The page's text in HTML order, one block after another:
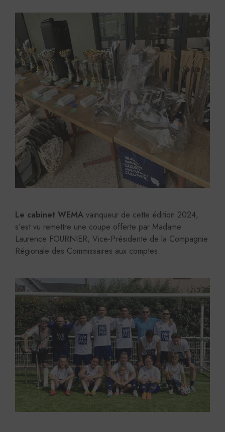
Le cabinet WEMA vainqueur de cette édition 2024,
s'est vu remettre une coupe offerte par Madame
Laurence FOURNIER, Vice-Présidente de la Compagnie
Régionale des Commissaires aux comptes.